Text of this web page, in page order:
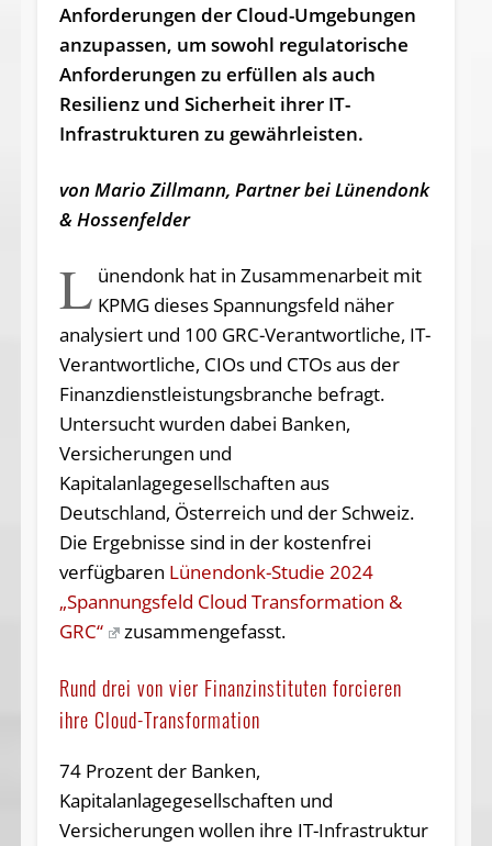
Anforderungen der Cloud-Umgebungen
anzupassen, um sowohl regulatorische
Anforderungen zu erfüllen als auch
Resilienz und Sicherheit ihrer IT-
Infrastrukturen zu gewährleisten.
von Mario Zillmann, Partner bei Lünendonk
& Hossenfelder
L ünendonk hat in Zusammenarbeit mit
KPMG dieses Spannungsfeld näher
analysiert und 100 GRC-Verantwortliche, IT-
Verantwortliche, CIOs und CTOs aus der
Finanzdienstleistungsbranche befragt.
Untersucht wurden dabei Banken,
Versicherungen und
Kapitalanlagegesellschaften aus
Deutschland, Österreich und der Schweiz.
Die Ergebnisse sind in der kostenfrei
verfügbaren Lünendonk-Studie 2024
„Spannungsfeld Cloud Transformation &
GRC“
zusammengefasst.
Rund drei von vier Finanzinstituten forcieren
ihre Cloud-Transformation
74 Prozent der Banken,
Kapitalanlagegesellschaften und
Versicherungen wollen ihre IT-Infrastruktur